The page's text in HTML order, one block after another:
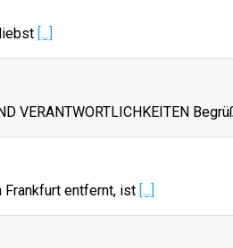
[...]
VERANTWORTLICHKEITEN
Frankfurt entfernt, ist [...]